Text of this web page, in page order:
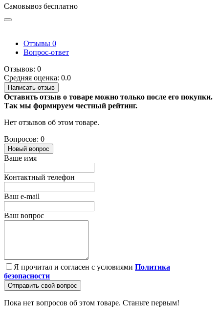
Самовывоз бесплатно
Отзывы 0
Вопрос-ответ
Отзывов: 0
Средняя оценка: 0.0
Написать отзыв
Оставить отзыв о товаре можно только после его покупки.
Так мы формируем честный рейтинг.
Нет отзывов об этом товаре.
Вопросов: 0
Новый вопрос
Ваше имя
Контактный телефон
Ваш e-mail
Ваш вопрос
Я прочитал и согласен с условиями Политика
безопасности
Отправить свой вопрос
Пока нет вопросов об этом товаре. Станьте первым!